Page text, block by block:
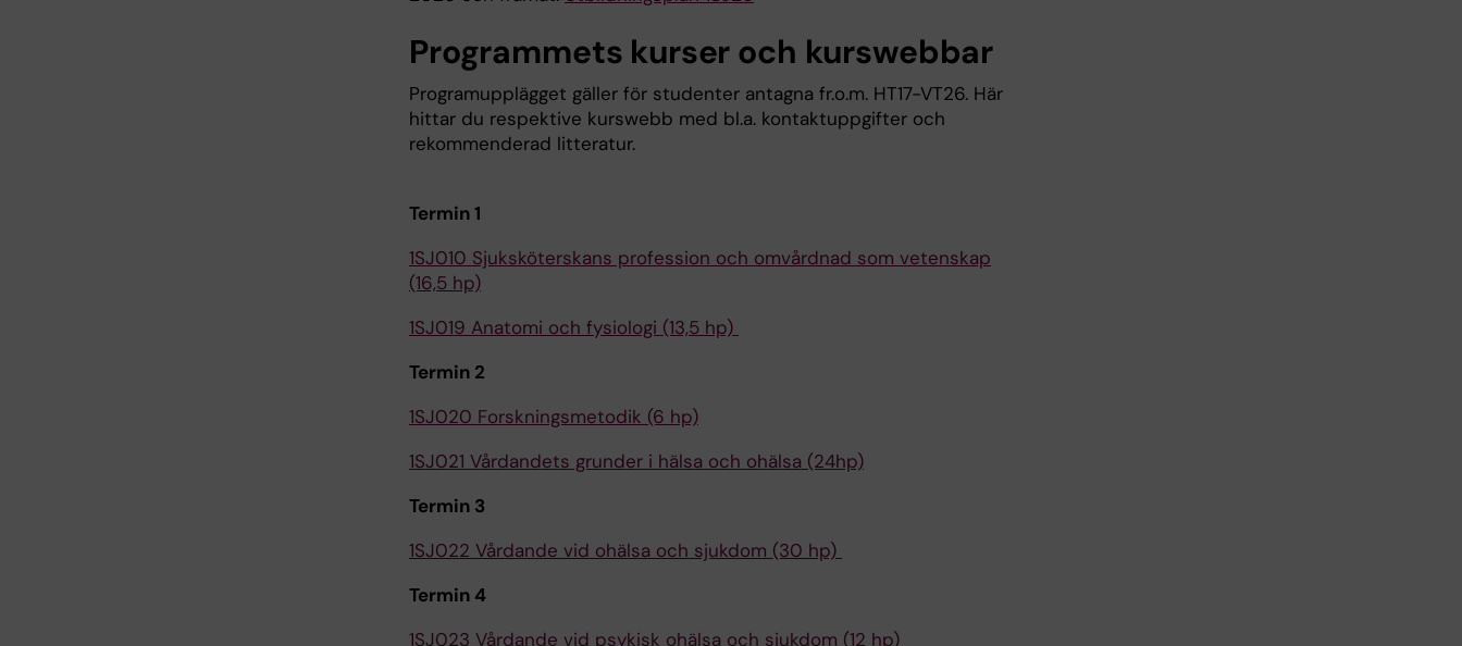
Programmets kurser och kurswebbar
Programupplägget gäller för studenter antagna fr.o.m. HT17-VT26. Här
hittar du respektive kurswebb med bl.a. kontaktuppgifter och
rekommenderad litteratur.
Termin 1
1SJ010 Sjuksköterskans profession och omvårdnad som vetenskap
(16,5 hp)
1SJ019 Anatomi och fysiologi (13,5 hp)
Termin 2
1SJ020 Forskningsmetodik (6 hp)
1SJ021 Vårdandets grunder i hälsa och ohälsa (24hp)
Termin 3
1SJ022 Vårdande vid ohälsa och sjukdom (30 hp)
Termin 4
1SJ023 Vårdande vid psykisk ohälsa och sjukdom (12 hp)